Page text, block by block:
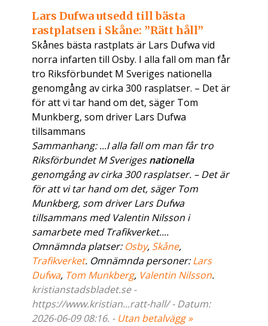
Lars Dufwa utsedd till bästa
rastplatsen i Skåne: ”Rätt håll”
Skånes bästa rastplats är Lars Dufwa vid
norra infarten till Osby. I alla fall om man får
tro Riksförbundet M Sveriges nationella
genomgång av cirka 300 rasplatser. – Det är
för att vi tar hand om det, säger Tom
Munkberg, som driver Lars Dufwa
tillsammans
Sammanhang: ...I alla fall om man får tro
Riksförbundet M Sverigesnationella
genomgång av cirka 300 rasplatser. – Det är
för att vi tar hand om det, säger Tom
Munkberg, som driver Lars Dufwa
tillsammans med Valentin Nilsson i
samarbete med Trafikverket....
Omnämnda platser: Osby, Skåne,
Trafikverket. Omnämnda personer:Lars
Dufwa, Tom Munkberg, Valentin Nilsson.
kristianstadsbladet.se -
https://www.kristian...ratt-hall/ - Datum:
2026-06-09 08:16. - Utan betalvägg »